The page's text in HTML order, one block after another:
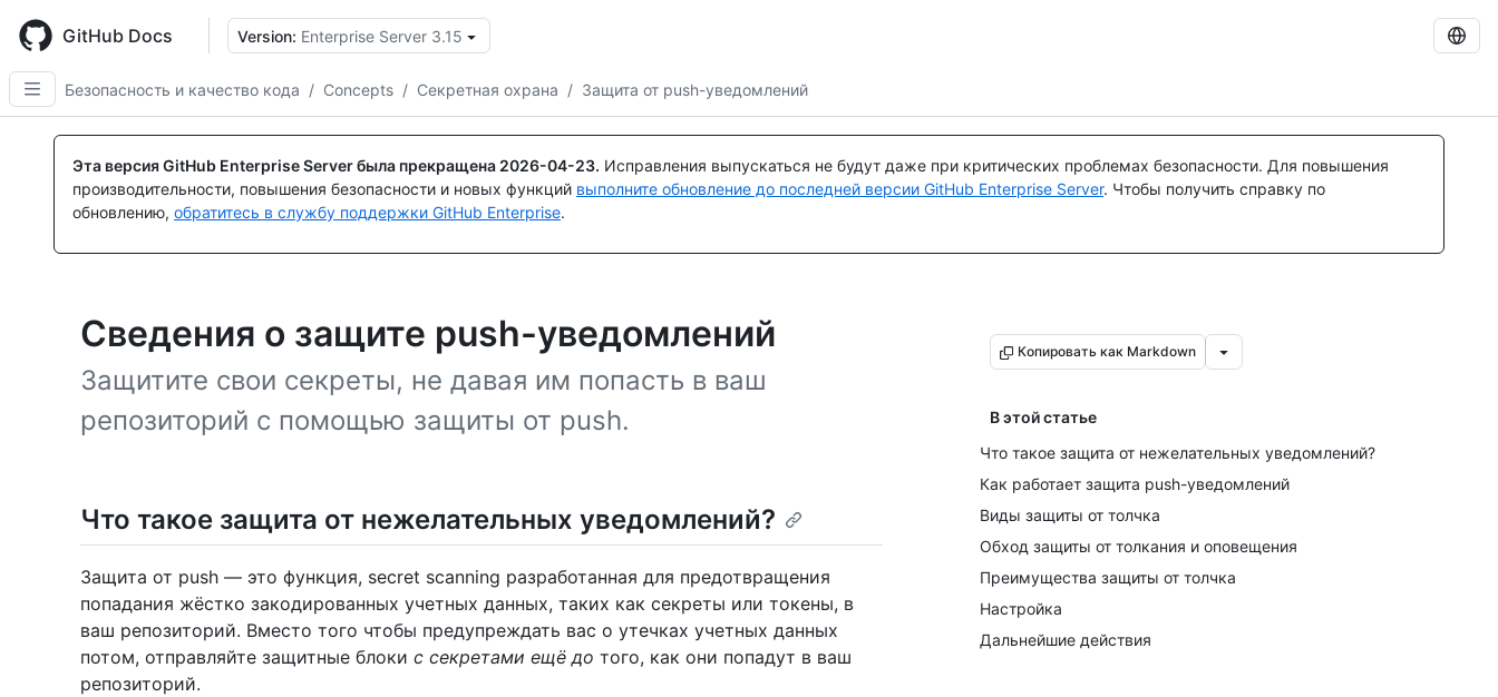
main
content
GitHub Docs Version: Enterprise Server 3.15
Безопасность и качество кода / Concepts / Секретная охрана / Защита от push-уведомлений
Эта версия GitHub Enterprise Server была прекращена 2026-04-23. Исправления выпускаться не будут даже при критических проблемах безопасности. Для повышения
производительности, повышения безопасности и новых функций выполните обновление до последней версии GitHub Enterprise Server. Чтобы получить справку по
обновлению, обратитесь в службу поддержки GitHub Enterprise.
Сведения о защите push-уведомлений
Защитите свои секреты, не давая им попасть в ваш
репозиторий с помощью защиты от push.
Копировать как Markdown
В этой статье
Что такое защита от нежелательных уведомлений?
Как работает защита push-уведомлений
Виды защиты от толчка
Обход защиты от толкания и оповещения
Преимущества защиты от толчка
Настройка
Дальнейшие действия
Что такое защита от нежелательных уведомлений?
Защита от push — это функция, secret scanning разработанная для предотвращения
попадания жёстко закодированных учетных данных, таких как секреты или токены, в
ваш репозиторий. Вместо того чтобы предупреждать вас о утечках учетных данных
потом, отправляйте защитные блоки с секретами ещё до того, как они попадут в ваш
репозиторий.